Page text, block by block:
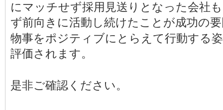
にマッチせず採用見送りとなった会社
ず前向きに活動し続けたことが成功の
物事をポジティブにとらえて行動する
評価されます。
是非ご確認ください。